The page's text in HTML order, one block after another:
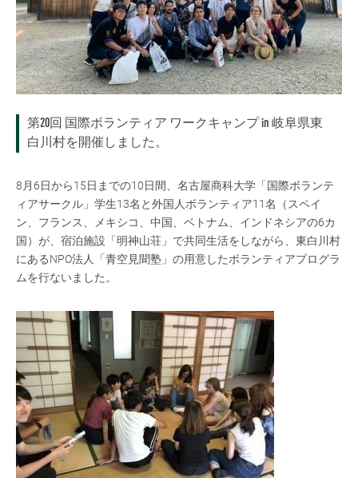
第20回 国際ボランティア ワークキャンプ in 岐阜県東
白川村を開催しました。
8月6日から15日までの10日間、名古屋商科大学「国際ボランテ
ィアサークル」学生13名と外国人ボランティア11名（スペイ
ン、フランス、メキシコ、中国、ベトナム、インドネシアの6カ
国）が、宿泊施設「明神山荘」で共同生活をしながら、東白川村
にあるNPO法人「青空見聞塾」の用意したボランティアプログラ
ムを行ないました。